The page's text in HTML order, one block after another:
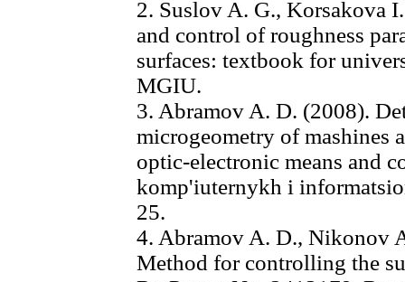
2. Suslov A. G., Korsakova
and control of roughness
surfaces: textbook for
MGIU.
3. Abramov A. D. (2008).
microgeometry of mashines
optic-electronic means and
komp'iuternykh i
25.
4. Abramov A. D., Nikonov
Method for controlling the